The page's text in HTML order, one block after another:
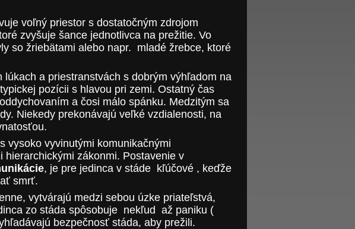
voľný priestor s dostatočným zdrojom
zvyšuje šance jednotlivca na prežitie. Vo
so žriebätami alebo napr. mladé žrebce, ktoré
a priestranstvách s dobrým výhľadom na
pozícii s hlavou pri zemi. Ostatný čas
a čosi málo spánku. Medzitým sa
Niekedy prekonávajú veľké vzdialenosti, na
vysoko vyvinutými komunikačnými
zákonmi. Postavenie v
, je pre jedinca v stáde kľúčové , keďže
smrť.
vytvárajú medzi sebou úzke priateľstvá,
zo stáda spôsobuje nekľud až paniku (
bezpečnosť stáda, aby prežili.